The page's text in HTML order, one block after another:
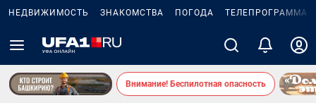
НЕДВИЖИМОСТЬ ЗНАКОМСТВА ПОГОДА ТЕЛЕПРОГРАММА
Внимание! Беспилотная опасность